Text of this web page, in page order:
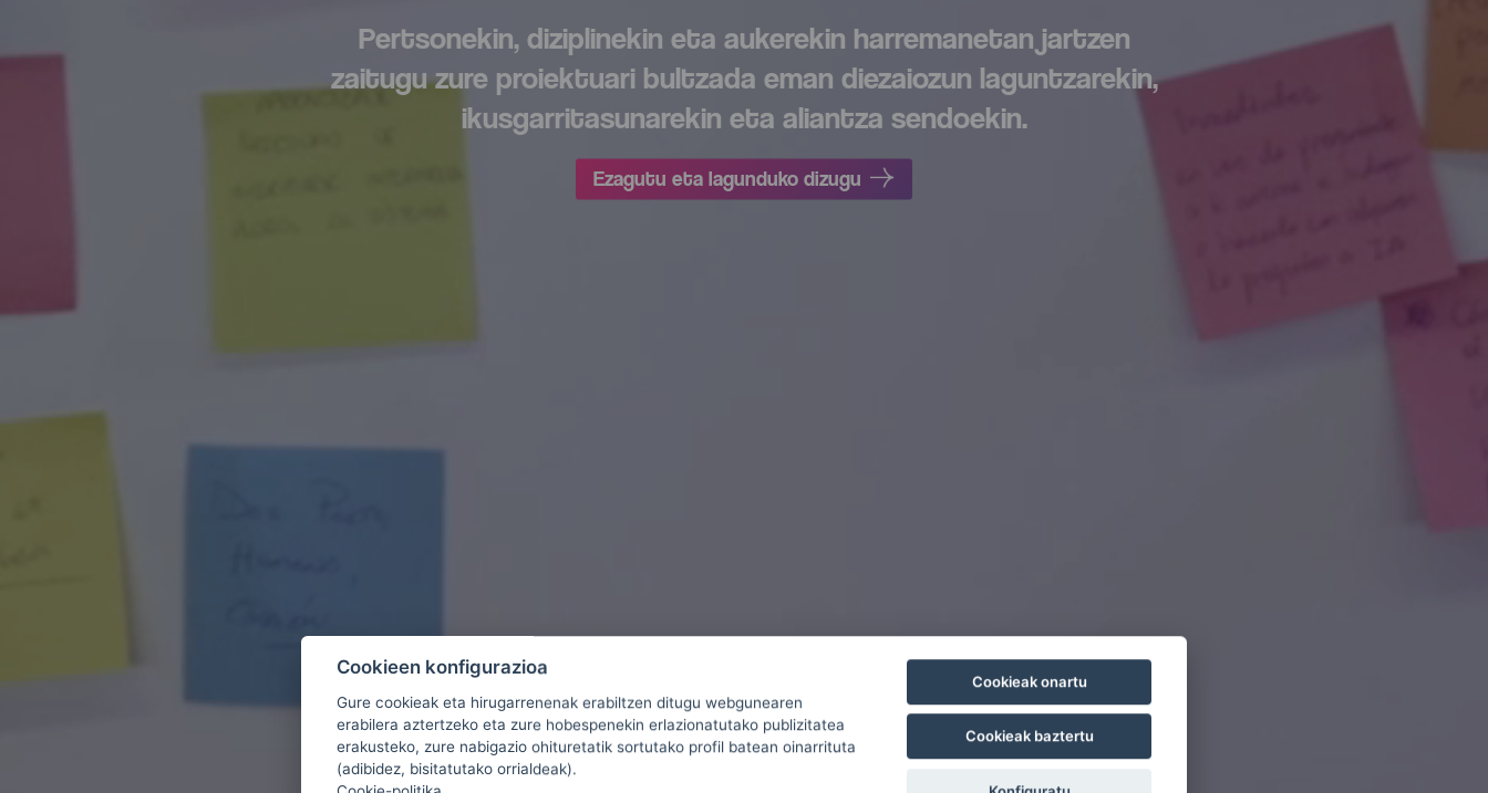
Pertsonekin, diziplinekin eta aukerekin harremanetan jartzen
zaitugu zure proiektuari bultzada eman diezaiozun laguntzarekin,
ikusgarritasunarekin eta aliantza sendoekin.
Ezagutu eta lagunduko dizugu
Cookieen konfigurazioa
Gure cookieak eta hirugarrenenak erabiltzen ditugu webgunearen
erabilera aztertzeko eta zure hobespenekin erlazionatutako publizitatea
erakusteko, zure nabigazio ohituretatik sortutako profil batean oinarrituta
(adibidez, bisitatutako orrialdeak).
Cookieak onartu
Cookieak baztertu